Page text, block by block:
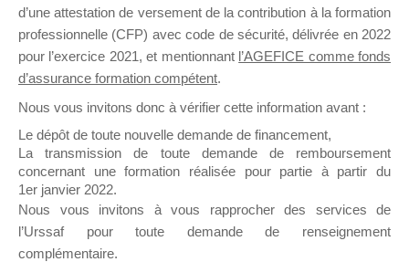
Profil Groupes 0 Forums
Engagements Mes favoris
Sujets de forum initiés
Aucun sujet n’a été trouvé ici.
d’une attestation de versement de la contribution à la formation
professionnelle (CFP) avec code de sécurité, délivrée en 2022
pour l’exercice 2021, et mentionnant l’AGEFICE comme fonds
d’assurance formation compétent.
Nous vous invitons donc à vérifier cette information avant :
Le dépôt de toute nouvelle demande de financement,
La transmission de toute demande de remboursement
concernant une formation réalisée pour partie à partir du
1er janvier 2022.
Nous vous invitons à vous rapprocher des services de
l’Urssaf pour toute demande de renseignement
complémentaire.